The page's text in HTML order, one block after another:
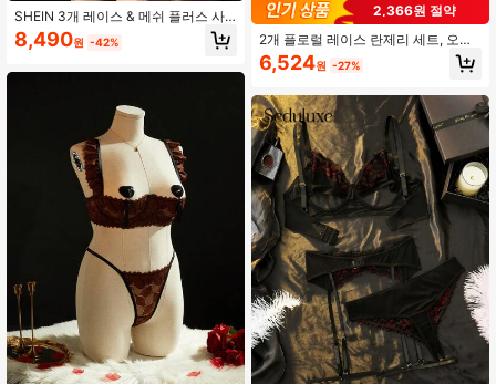
SHEIN 3개 레이스 & 메쉬 플러스 사
이즈 섹시 란제리 세트
8,490원 -42%
2,366원 절약
2개 플로럴 레이스 란제리 세트, 오픈
컵 트라이앵글 브라 및 오픈 크로치 티
팬티, 여성용 섹시 란제리 세트, 여성
세트, 섹시한 여성용 란제리 세트
6,524원 -27%